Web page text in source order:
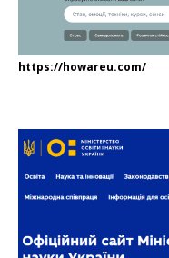
https://howareu.com/